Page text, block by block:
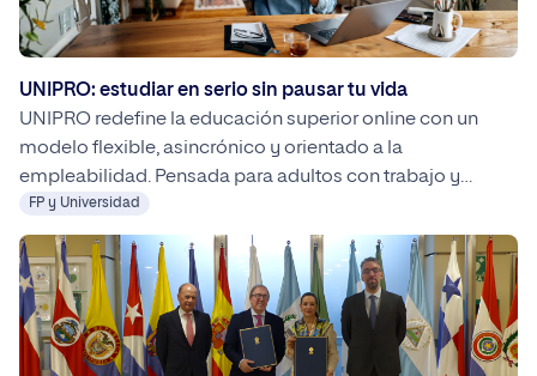
UNIPRO: estudiar en serio sin pausar tu vida
UNIPRO redefine la educación superior online con un
modelo flexible, asincrónico y orientado a la
empleabilidad. Pensada para adultos con trabajo y
responsabilidades, permite estudiar una carrera oficial
sin pausar la vida profesional ni personal.
FP y Universidad